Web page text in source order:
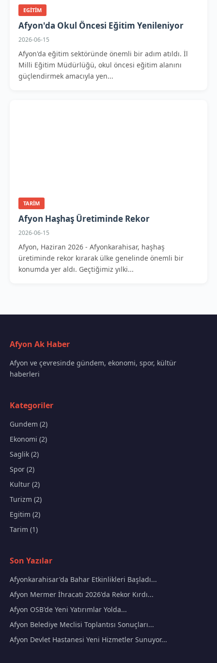
EGITIM
Afyon'da Okul Öncesi Eğitim Yenileniyor
2026-06-15
Afyon'da eğitim sektöründe önemli bir adım atıldı. İl
Milli Eğitim Müdürlüğü, okul öncesi eğitim alanını
güçlendirmek amacıyla yen...
TARIM
Afyon Haşhaş Üretiminde Rekor
2026-06-15
Afyon, Haziran 2026 - Afyonkarahisar, haşhaş
üretiminde rekor kırarak ülke genelinde önemli bir
konumda yer aldı. Geçtiğimiz yılki...
Afyon Ak Haber
Afyon ve çevresinde gündem, ekonomi, spor, kültür
haberleri
Kategoriler
Gundem (2)
Ekonomi (2)
Saglik (2)
Spor (2)
Kultur (2)
Turizm (2)
Egitim (2)
Tarim (1)
Son Yazılar
Afyonkarahisar'da Bahar Etkinlikleri Başladı...
Afyon Mermer İhracatı 2026'da Rekor Kırdı...
Afyon OSB'de Yeni Yatırımlar Yolda...
Afyon Belediye Meclisi Toplantısı Sonuçları...
Afyon Devlet Hastanesi Yeni Hizmetler Sunuyor...